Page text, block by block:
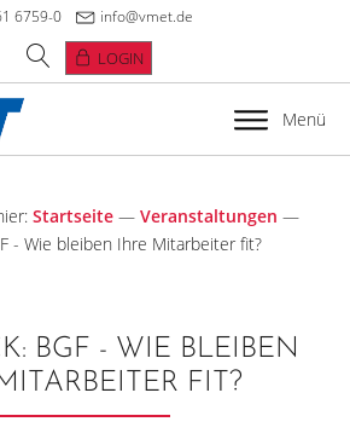
6759-0 info@vmet.de
LOGIN
Menü
Startseite— Veranstaltungen —
- Wie bleiben Ihre Mitarbeiter fit?
BGF - WIE BLEIBEN
FIT?